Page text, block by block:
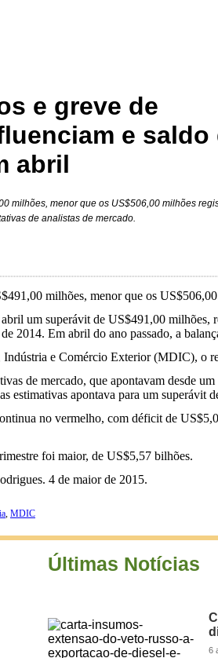
e greve de
e saldo
abril
milhões, menor que os US$506,00 milhões
de analistas de mercado.
milhões, menor que os
um superávit de US$491,00
2014. Em abril do ano passado, a
e Comércio Exterior (MDIC), o
de mercado, que apontavam desde
estimativas apontava para um superávit
no vermelho, com déficit de
foi maior, de US$5,57 bilhões.
4 de maior de 2015.
, MDIC
Últimas Notícias
6